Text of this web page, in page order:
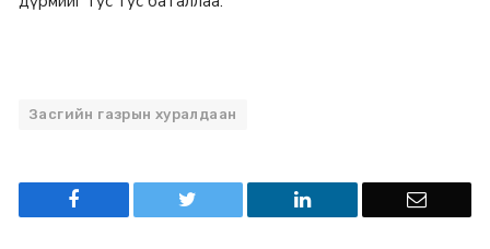
Засгийн газрын хуралдаан